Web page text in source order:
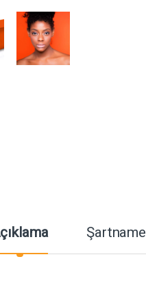
Şartname